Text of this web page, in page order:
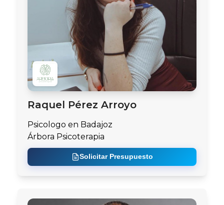
Raquel Pérez Arroyo
Psicologo en Badajoz
Árbora Psicoterapia
Solicitar Presupuesto